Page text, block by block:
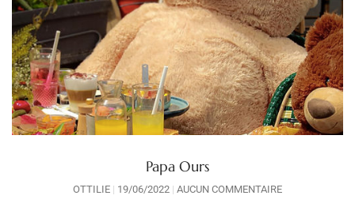
Papa Ours
OTTILIE 19/06/2022 AUCUN COMMENTAIRE